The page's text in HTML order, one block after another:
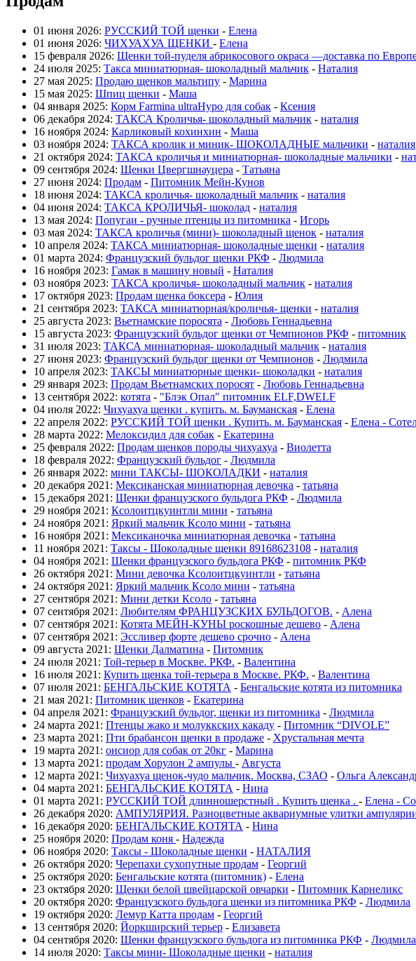
01 июня 2026: РУССКИЙ ТОЙ щенки - Елена
01 июня 2026: ЧИХУАХУА ЩЕНКИ - Елена
15 февраля 2026: Щенки той-пуделя абрикосового окраса —доставка по
24 июля 2025: Такса миниатюрная- шоколадный мальчик - Наталия
27 мая 2025: Продаю щенков мальтипу - Марина
15 мая 2025: Шпиц щенки - Маша
04 января 2025: Корм Farmina ultraHypo для собак - Ксения
06 декабря 2024: ТАКСА Кроличья- шоколадный мальчик - наталия
16 ноября 2024: Карликовый кохинхин - Маша
03 ноября 2024: ТАКСА кролик и миник- ШОКОЛАДНЫЕ мальчики - наталия
21 октября 2024: ТАКСА кроличья и миниатюрная- шоколадные мальчики -
09 сентября 2024: Щенки Цвергшнауцера - Татьяна
27 июня 2024: Продам - Питомник Мейн-Кунов
18 июня 2024: ТАКСА кроличья- шоколадный мальчик - наталия
04 июня 2024: ТАКСА КРОЛИЧЬЯ- шоколад - наталия
13 мая 2024: Попугаи - ручные птенцы из питомника - Игорь
03 мая 2024: ТАКСА кроличья (мини)- шоколадный щенок - наталия
10 апреля 2024: ТАКСА миниатюрная- шоколадные щенки - наталия
01 марта 2024: Французский бульдог щенки РКФ - Людмила
16 ноября 2023: Гамак в машину новый - Наталия
03 ноября 2023: ТАКСА кроличья- шоколадный мальчик - наталия
17 октября 2023: Продам щенка боксера - Юлия
21 сентября 2023: ТАКСА миниатюрная/кроличья- щенки - наталия
25 августа 2023: Вьетнамские поросята - Любовь Геннадьевна
15 августа 2023: Французский бульдог щенки от Чемпионов РКФ - питомник
31 июля 2023: ТАКСА миниатюрная- шоколадный мальчик - наталия
27 июня 2023: Французский бульдог щенки от Чемпионов - Людмила
10 апреля 2023: ТАКСЫ миниатюрные щенки- шоколадки - наталия
29 января 2023: Продам Вьетнамских поросят - Любовь Геннадьевна
13 сентября 2022: котята - "Блэк Опал" питомник ELF,DWELF
04 июля 2022: Чихуахуа щенки . купить. м. Бауманская - Елена
22 апреля 2022: РУССКИЙ ТОЙ щенки . Купить. м. Бауманская - Елена -
28 марта 2022: Мелоксидил для собак - Екатерина
25 февраля 2022: Продам щенков породы чихуахуа - Виолетта
18 февраля 2022: Французский бульдог - Людмила
26 января 2022: мини ТАКСЫ- ШОКОЛАДКИ - наталия
20 декабря 2021: Мексиканская миниатюрная девочка - татьяна
15 декабря 2021: Щенки французского бульдога РКФ - Людмила
29 ноября 2021: Ксолоитцкуинтли мини - татьяна
24 ноября 2021: Яркий мальчик Ксоло мини - татьяна
16 ноября 2021: Мексиканочка миниатюрная девочка - татьяна
11 ноября 2021: Таксы - Шоколадные щенки 89168623108 - наталия
04 ноября 2021: Щенки французского бульдога РКФ - питомник РКФ
26 октября 2021: Мини девочка Ксолоитцкуинтли - татьяна
24 октября 2021: Яркий мальчик Ксоло мини - татьяна
27 сентября 2021: Мини детки Ксоло - татьяна
07 сентября 2021: Любителям ФРАНЦУЗСКИХ БУЛЬДОГОВ. - Алена
07 сентября 2021: Котята МЕЙН-КУНЫ роскошные дешево - Алена
07 сентября 2021: Эссливер форте дешево срочно - Алена
09 августа 2021: Щенки Далматина - Питомник
24 июля 2021: Той-терьер в Москве. РКФ. - Валентина
16 июля 2021: Купить щенка той-терьера в Москве. РКФ. - Валентина
07 июля 2021: БЕНГАЛЬСКИЕ КОТЯТА - Бенгальские котята из питомника
21 мая 2021: Питомник щенков - Екатерина
04 апреля 2021: Французский бульдог, щенки из питомника - Людмила
24 марта 2021: Птенцы жако и молуккских какаду - Питомник “DIVOLE”
23 марта 2021: Пти брабансон щенки в продаже - Хрустальная мечта
19 марта 2021: онсиор для собак от 20кг - Марина
13 марта 2021: продам Хорулон 2 ампулы - Августа
12 марта 2021: Чихуахуа щенок-чудо мальчик. Москва, СЗАО - Ольга
04 марта 2021: БЕНГАЛЬСКИЕ КОТЯТА - Нина
01 марта 2021: РУССКИЙ ТОЙ длинношерстный . Купить щенка . - Елена -
26 декабря 2020: АМПУЛЯРИЯ. Разноцветные аквариумные улитки
16 декабря 2020: БЕНГАЛЬСКИЕ КОТЯТА - Нина
25 ноября 2020: Продам коня - Надежда
06 ноября 2020: Таксы - Шоколадные щенки - НАТАЛИЯ
26 октября 2020: Черепахи сухопутные продам - Георгий
25 октября 2020: Бенгальские котята (питомник) - Елена
23 октября 2020: Щенки белой швейцарской овчарки - Питомник Карнеликс
20 октября 2020: Французского бульдога щенки из питомника РКФ - Людмила
19 октября 2020: Лемур Катта продам - Георгий
13 сентября 2020: Йоркширский терьер - Елизавета
04 сентября 2020: Щенки французского бульдога из питомника РКФ - Людмила
14 июля 2020: Таксы мини- Шоколадные щенки - наталия